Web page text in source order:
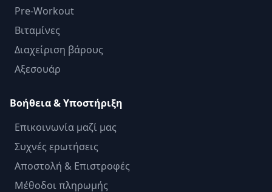
Pre-Workout
Βιταμίνες
Διαχείριση βάρους
Αξεσουάρ
Βοήθεια & Υποστήριξη
Επικοινωνία μαζί μας
Συχνές ερωτήσεις
Αποστολή & Επιστροφές
Μέθοδοι πληρωμής